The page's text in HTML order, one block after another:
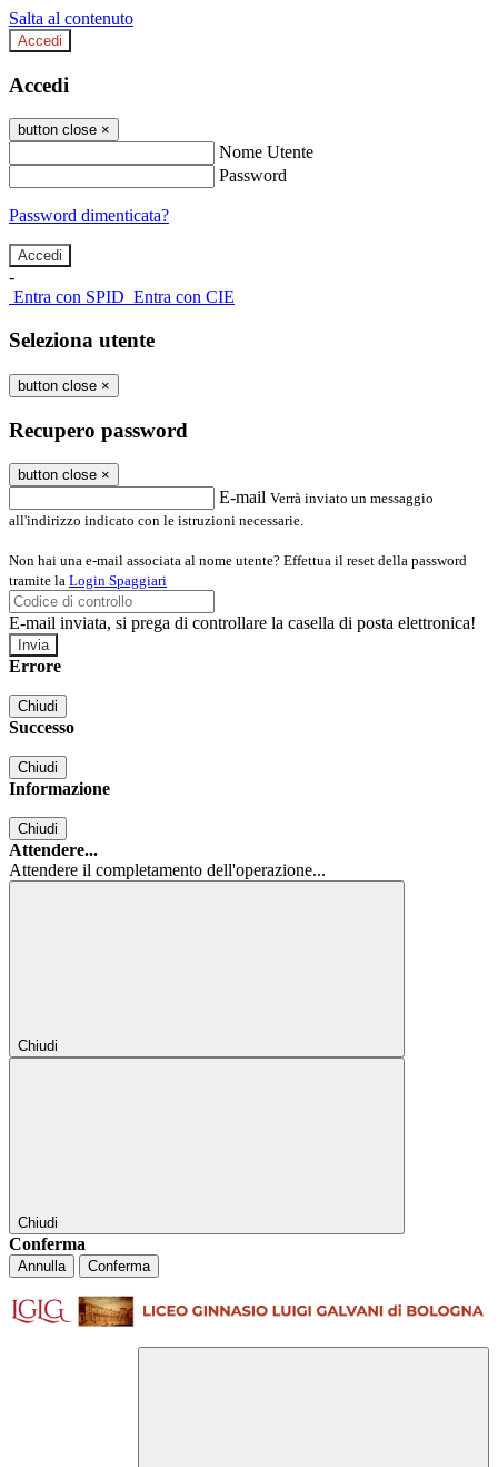
Salta al contenuto
Accedi
Accedi
button close ×
Nome Utente
Password
Password dimenticata?
-
Entra con SPID Entra con CIE
Seleziona utente
button close ×
Recupero password
button close ×
E-mail Verrà inviato un messaggio
all'indirizzo indicato con le istruzioni necessarie.
Non hai una e-mail associata al nome utente? Effettua il reset della password
tramite la Login Spaggiari
E-mail inviata, si prega di controllare la casella di posta elettronica!
Errore
Chiudi
Successo
Chiudi
Informazione
Chiudi
Attendere...
Attendere il completamento dell'operazione...
Chiudi
Chiudi
Conferma
Annulla Conferma